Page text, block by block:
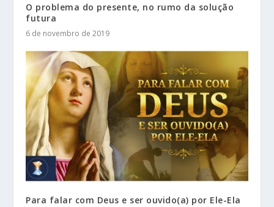
O problema do presente, no rumo da solução
futura
6 de novembro de 2019
Para falar com Deus e ser ouvido(a) por Ele-Ela